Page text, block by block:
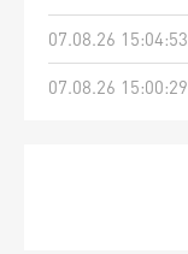
07.08.26 15:04:53
07.08.26 15:00:29